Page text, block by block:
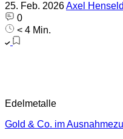
25. Feb. 2026Axel
0
< 4 Min.
Edelmetalle
Gold & Co. im